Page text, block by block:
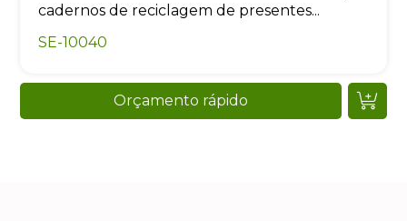
cadernos de reciclagem de presentes...
SE-10040
Orçamento rápido